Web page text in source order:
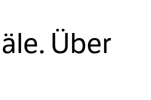
Über